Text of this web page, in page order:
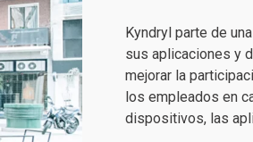
Kyndryl parte de
sus aplicaciones y
mejorar la
los empleados en
dispositivos, las